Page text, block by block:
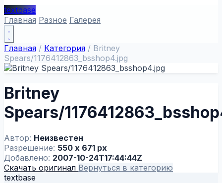
textbase
Главная Разное Галерея
Главная / Категория / Britney
Spears/1176412863_bsshop4.jpg
Britney
Spears/
Автор: Неизвестен
Разрешение: 550 x 671 px
Добавлено: 2007-10-24T17:44:44Z
Скачать оригинал Вернуться в категорию
textbase